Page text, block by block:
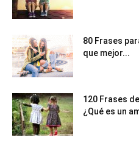
80 Frases
que mejor...
120 Frases
¿Qué es un